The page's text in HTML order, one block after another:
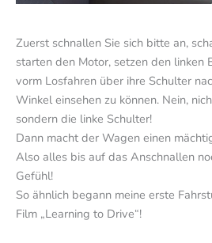
Zuerst schnallen Sie sich bitte an,
starten den Motor, setzen den linken
vorm Losfahren über ihre Schulter
Winkel einsehen zu können. Nein,
sondern die linke Schulter!
Dann macht der Wagen einen
Also alles bis auf das Anschnallen
Gefühl!
So ähnlich begann meine erste
Film „Learning to Drive“!